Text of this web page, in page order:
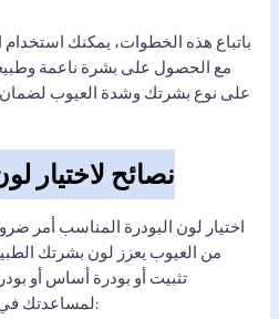
باتباع هذه الخطوات، يمكنك استخدام
مع الحصول على بشرة ناعمة
على نوع بشرتك وشدة العيوب لضمان
نصائح لاختيار
اختيار لون البودرة المناسب أمر
من العيوب يعزز لون بشرتك
تثبيت أو بودرة أساس أو
لمساعدتك في اختيار لون البودرة المناسب: